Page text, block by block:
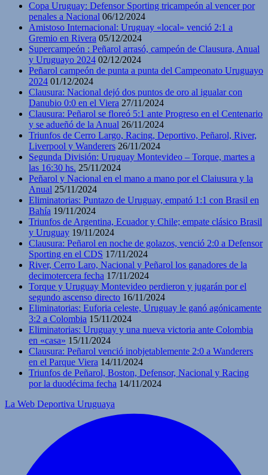
Copa Uruguay: Defensor Sporting tricampeón al vencer por
penales a Nacional 06/12/2024
Amistoso Internacional: Uruguay «local» venció 2:1 a
Gremio en Rivera 05/12/2024
Supercampeón : Peñarol arrasó, campeón de Clausura, Anual
y Uruguayo 2024 02/12/2024
Peñarol campeón de punta a punta del Campeonato Uruguayo
2024 01/12/2024
Clausura: Nacional dejó dos puntos de oro al igualar con
Danubio 0:0 en el Viera 27/11/2024
Clausura: Peñarol se floreó 5:1 ante Progreso en el Centenario
y se adueñó de la Anual 26/11/2024
Triunfos de Cerro Largo, Racing, Deportivo, Peñarol, River,
Liverpool y Wanderers 26/11/2024
Segunda División: Uruguay Montevideo – Torque, martes a
las 16:30 hs. 25/11/2024
Peñarol y Nacional en el mano a mano por el Claiusura y la
Anual 25/11/2024
Eliminatorias: Puntazo de Uruguay, empató 1:1 con Brasil en
Bahía 19/11/2024
Triunfos de Argentina, Ecuador y Chile; empate clásico Brasil
y Uruguay 19/11/2024
Clausura: Peñarol en noche de golazos, venció 2:0 a Defensor
Sporting en el CDS 17/11/2024
River, Cerro Laro, Nacional y Peñarol los ganadores de la
decimotercera fecha 17/11/2024
Torque y Uruguay Montevideo perdieron y jugarán por el
segundo ascenso directo 16/11/2024
Eliminatorias: Euforia celeste, Uruguay le ganó agónicamente
3:2 a Colombia 15/11/2024
Eliminatorias: Uruguay y una nueva victoria ante Colombia
en «casa» 15/11/2024
Clausura: Peñarol venció inobjetablemente 2:0 a Wanderers
en el Parque Viera 14/11/2024
Triunfos de Peñarol, Boston, Defensor, Nacional y Racing
por la duodécima fecha 14/11/2024
La Web Deportiva Uruguaya